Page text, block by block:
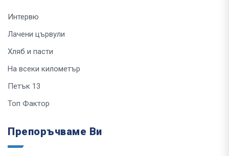
Интервю
Лачени цървули
Хляб и пасти
На всеки километър
Петък 13
Топ Фактор
Препоръчваме Ви